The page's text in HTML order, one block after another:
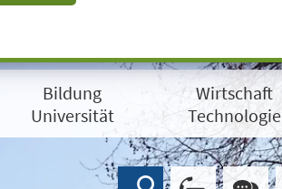
Bildung
Universität
Wirtschaft
Technologie